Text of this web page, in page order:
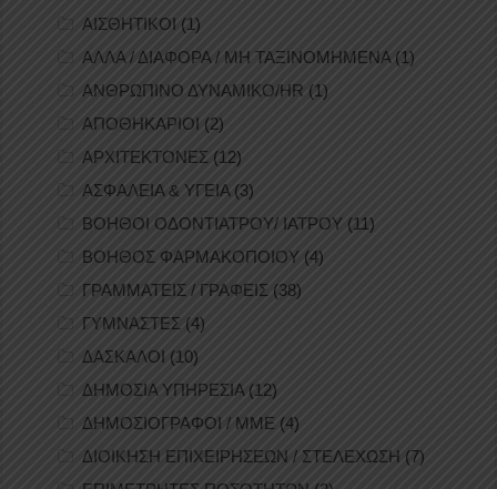
ΑΙΣΘΗΤΙΚΟΙ (1)
ΑΛΛΑ / ΔΙΑΦΟΡΑ / ΜΗ ΤΑΞΙΝΟΜΗΜΕΝΑ (1)
ΑΝΘΡΩΠΙΝΟ ΔΥΝΑΜΙΚΟ/HR (1)
ΑΠΟΘΗΚΑΡΙΟΙ (2)
ΑΡΧΙΤΕΚΤΟΝΕΣ (12)
ΑΣΦΑΛΕΙΑ & ΥΓΕΙΑ(3)
ΒΟΗΘΟΙ ΟΔΟΝΤΙΑΤΡΟΥ/ ΙΑΤΡΟΥ (11)
ΒΟΗΘΟΣ ΦΑΡΜΑΚΟΠΟΙΟΥ (4)
ΓΡΑΜΜΑΤΕΙΣ / ΓΡΑΦΕΙΣ (38)
ΓΥΜΝΑΣΤΕΣ (4)
ΔΑΣΚΑΛΟΙ (10)
ΔΗΜΟΣΙΑ ΥΠΗΡΕΣΙΑ(12)
ΔΗΜΟΣΙΟΓΡΑΦΟΙ / ΜΜΕ (4)
ΔΙΟΙΚΗΣΗ ΕΠΙΧΕΙΡΗΣΕΩΝ / ΣΤΕΛΕΧΩΣΗ (7)